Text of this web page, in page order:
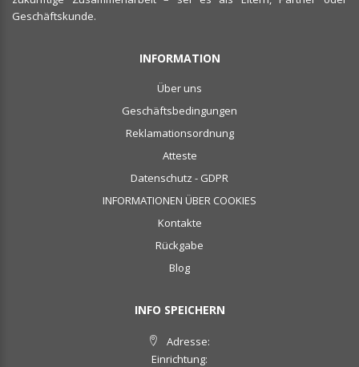
Geschäftskunde.
INFORMATION
Über uns
Geschäftsbedingungen
Reklamationsordnung
Atteste
Datenschutz - GDPR
INFORMATIONEN ÜBER COOKIES
Kontakte
Rückgabe
Blog
INFO SPEICHERN
Adresse:
Einrichtung: